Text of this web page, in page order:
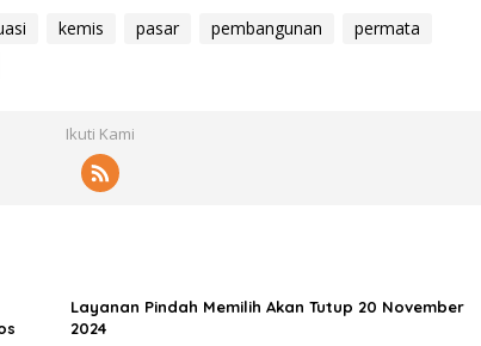
kemis pasar pembangunan
permata
Ikuti Kami
Layanan Pindah Memilih Akan Tutup 20 November
2024